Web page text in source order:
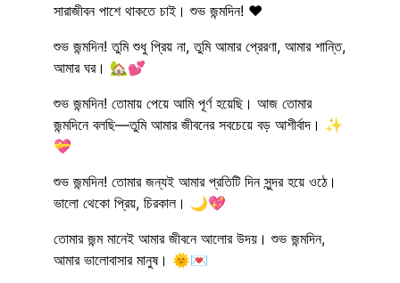
সারাজীবন পাশে থাকতে চাই। শুভ জন্মদিন! ❤️
শুভ জন্মদিন! তুমি শুধু প্রিয় না, তুমি আমার প্রেরণা, আমার শান্তি,
আমার ঘর। 🏡💕
শুভ জন্মদিন! তোমায় পেয়ে আমি পূর্ণ হয়েছি। আজ তোমার
জন্মদিনে বলছি—তুমি আমার জীবনের সবচেয়ে বড় আশীর্বাদ। ✨
💝
শুভ জন্মদিন! তোমার জন্যই আমার প্রতিটি দিন সুন্দর হয়ে ওঠে।
ভালো থেকো প্রিয়, চিরকাল। 🌙💖
তোমার জন্ম মানেই আমার জীবনে আলোর উদয়। শুভ জন্মদিন,
আমার ভালোবাসার মানুষ। 🌞💌